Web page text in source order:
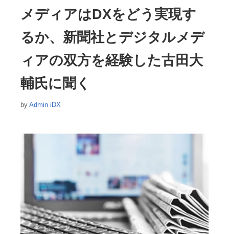
ー
メディアはDXをどう実現す
るか、新聞社とデジタルメデ
ィアの双方を経験した古田大
輔氏に聞く
by Admin iDX